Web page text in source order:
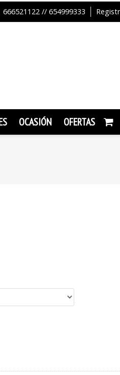
666521122 // 654999333
OCASIÓN OFERTAS